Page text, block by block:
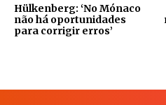
Hülkenberg: ‘No Mónaco
não há oportunidades
para corrigir erros’